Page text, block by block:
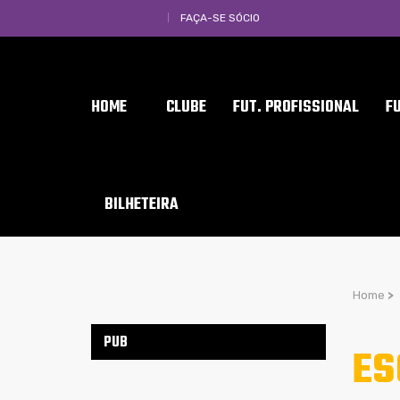
FAÇA-SE SÓCIO
HOME CLUBE FUT. PROFISSIONAL
BILHETEIRA
Home >
PUB